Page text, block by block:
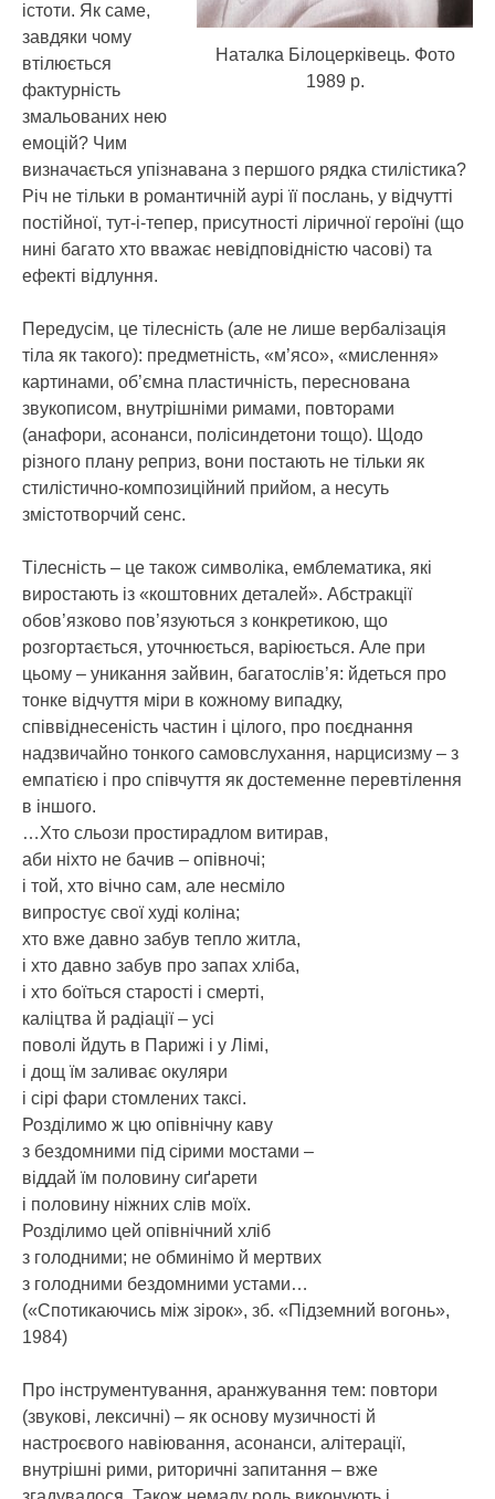
Наталка Білоцерківець. Фото
1989 р.
істоти. Як саме,
завдяки чому
втілюється
фактурність
змальованих нею
емоцій? Чим
визначається упізнавана з першого рядка стилістика?
Річ не тільки в романтичній аурі її послань, у відчутті
постійної, тут-і-тепер, присутності ліричної героїні (що
нині багато хто вважає невідповідністю часові) та
ефекті відлуння.
Передусім, це тілесність (але не лише вербалізація
тіла як такого): предметність, «м’ясо», «мислення»
картинами, об’ємна пластичність, переснована
звукописом, внутрішніми римами, повторами
(анафори, асонанси, полісиндетони тощо). Щодо
різного плану реприз, вони постають не тільки як
стилістично-композиційний прийом, а несуть
змістотворчий сенс.
Тілесність – це також символіка, емблематика, які
виростають із «коштовних деталей». Абстракції
обов’язково пов’язуються з конкретикою, що
розгортається, уточнюється, варіюється. Але при
цьому – уникання зайвин, багатослів’я: йдеться про
тонке відчуття міри в кожному випадку,
співвіднесеність частин і цілого, про поєднання
надзвичайно тонкого самовслухання, нарцисизму – з
емпатією і про співчуття як достеменне перевтілення
в іншого.
…Хто сльози простирадлом витирав,
аби ніхто не бачив – опівночі;
і той, хто вічно сам, але несміло
випростує свої худі коліна;
хто вже давно забув тепло житла,
і хто давно забув про запах хліба,
і хто боїться старості і смерті,
каліцтва й радіації – усі
поволі йдуть в Парижі і у Лімі,
і дощ їм заливає окуляри
і сірі фари стомлених таксі.
Розділимо ж цю опівнічну каву
з бездомними під сірими мостами –
віддай їм половину сиґарети
і половину ніжних слів моїх.
Розділимо цей опівнічний хліб
з голодними; не обминімо й мертвих
з голодними бездомними устами…
(«Спотикаючись між зірок», зб. «Підземний вогонь»,
1984)
Про інструментування, аранжування тем: повтори
(звукові, лексичні) – як основу музичності й
настроєвого навіювання, асонанси, алітерації,
внутрішні рими, риторичні запитання – вже